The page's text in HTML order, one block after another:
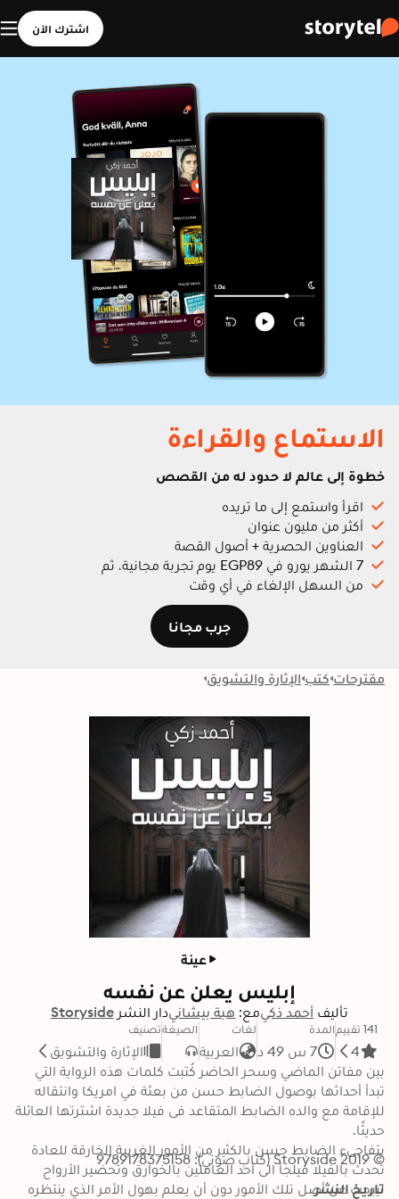
اشترك الآن
الاستماع والقراءة
خطوة إلى عالم لا حدود له من القصص
اقرأ واستمع إلى ما تريده
أكثر من مليون عنوان
العناوين الحصرية + أصول القصة
7 الشهر يورو في EGP89 يوم تجربة مجانية، ثم
من السهل الإلغاء في أي وقت
جرب مجانا
مقترحات كتب الإثارة والتشويق
عينة
إبليس يعلن عن نفسه
تأليف أحمد ذكيمع: هبة بيشانيدار النشر Storyside
141 تقييم
4
المدة
7 س 49 د
لغات
العربية
الصيغةتصنيف
الإثارة والتشويق
تبدأ أحداثها بوصول الضابط حسن من بعثة في امريكا وانتقاله
للإقامة مع والده الضابط المتقاعد فى فيلا جديدة اشترتها العائلة
© 2019 Storyside (كتاب صوتي): 9789178375158
تاريخ النشر